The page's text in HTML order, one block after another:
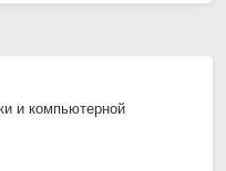
и компьютерной